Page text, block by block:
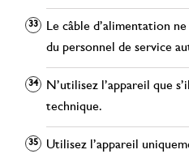
Le câble d’alimentation
du personnel de service
N’utilisez l’appareil que
technique.
Utilisez l’appareil